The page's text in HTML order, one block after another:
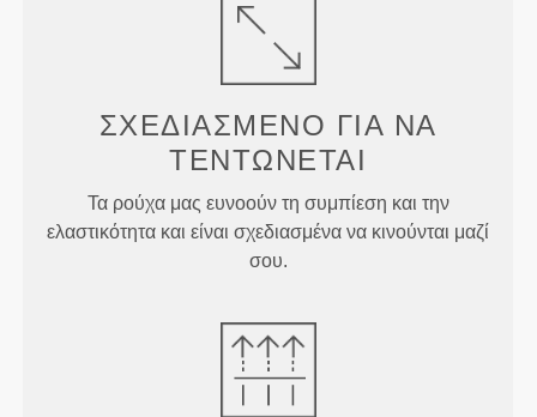
ΣΧΕΔΙΑΣΜΈΝΟ ΓΙΑ ΝΑ
ΤΕΝΤΏΝΕΤΑΙ
Τα ρούχα μας ευνοούν τη συμπίεση και την
ελαστικότητα και είναι σχεδιασμένα να κινούνται μαζί
σου.